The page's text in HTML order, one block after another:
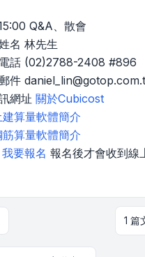
Q&A、散會
名 林先生
話 (02)2788-2408 #896
件
網址 關於Cubicost
算量軟體簡介
算量軟體簡介
我要報名 報名後才會收到線
1 篇